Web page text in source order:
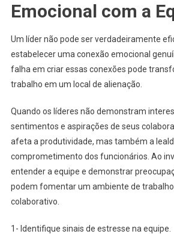
Emocional com a
Um líder não pode ser verdadeiramente
estabelecer uma conexão emocional
falha em criar essas conexões pode
trabalho em um local de alienação.
Quando os líderes não demonstram
sentimentos e aspirações de seus
afeta a produtividade, mas também a
comprometimento dos funcionários. Ao
entender a equipe e demonstrar
podem fomentar um ambiente de
colaborativo.
1- Identifique sinais de estresse na equipe.